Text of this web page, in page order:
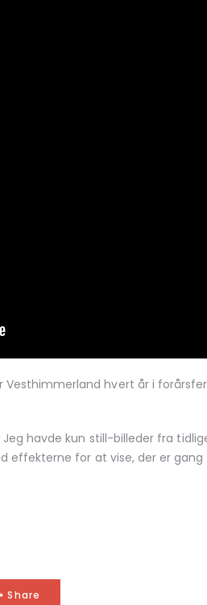
Vesthimmerland hvert år i
havde kun still-billeder fra
for at vise, der er gang
Share